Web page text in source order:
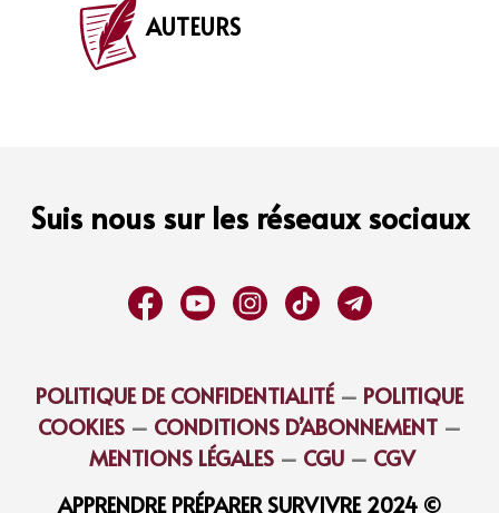
AUTEURS
Suis nous sur les réseaux sociaux
POLITIQUE DE CONFIDENTIALITÉ– POLITIQUE
COOKIES – CONDITIONS D’ABONNEMENT –
MENTIONS LÉGALES – CGU – CGV
APPRENDRE PRÉPARER SURVIVRE 2024 ©